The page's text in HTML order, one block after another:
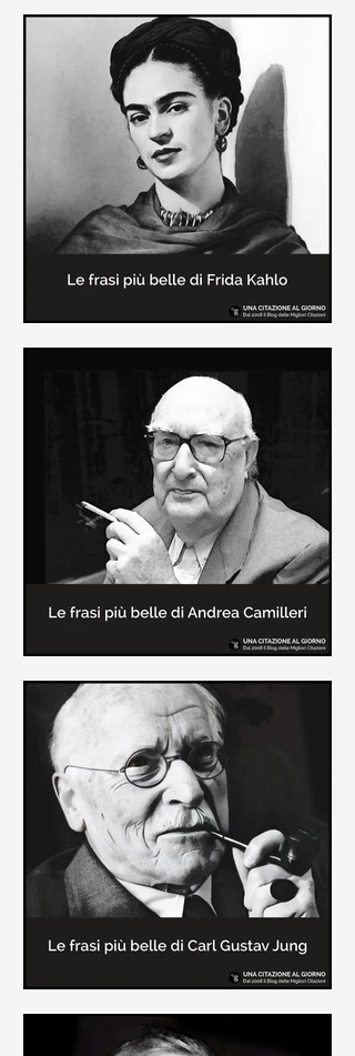
Le frasi più belle de "Il piccolo
principe" di Antoine de Saint-
Exupèry
Raccolta delle frasi più belle del
Piccolo Principe che trasmettono il
messaggio più significativo: le cose
più importanti della vita (...)
In questa pagina sono raccolte le
frasi più belle di Frida Kahlo
sull'amore e sulla vita.
Le frasi più belle di Andrea
Camilleri
In questa sezione sono raccolte le
frasi più belle di Andrea Camilleri, il
creatore dei libri sulle vicende del
Commissario Montalbano
Le frasi più belle di Carl Gustav